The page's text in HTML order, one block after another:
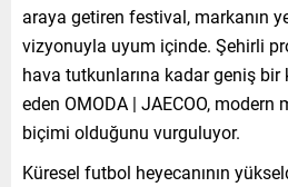
araya getiren festival, markanın
vizyonuyla uyum içinde. Şehirli
hava tutkunlarına kadar geniş bir
eden OMODA | JAECOO,
biçimi olduğunu vurguluyor.
Küresel futbol heyecanının